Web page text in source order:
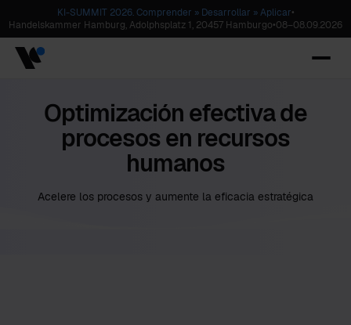
KI-SUMMIT 2026. Comprender » Desarrollar » Aplicar•
Handelskammer Hamburg, Adolphsplatz 1, 20457 Hamburgo•08–08.09.2026
Optimización efectiva de
procesos en recursos
humanos
Acelere los procesos y aumente la eficacia estratégica